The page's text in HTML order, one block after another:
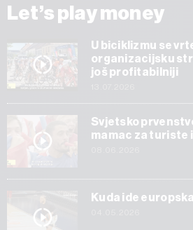
Let’s play money
U biciklizmu se
organizacijsku
još profitabilniji
Svjetsko
mamac za turiste
Kuda ide